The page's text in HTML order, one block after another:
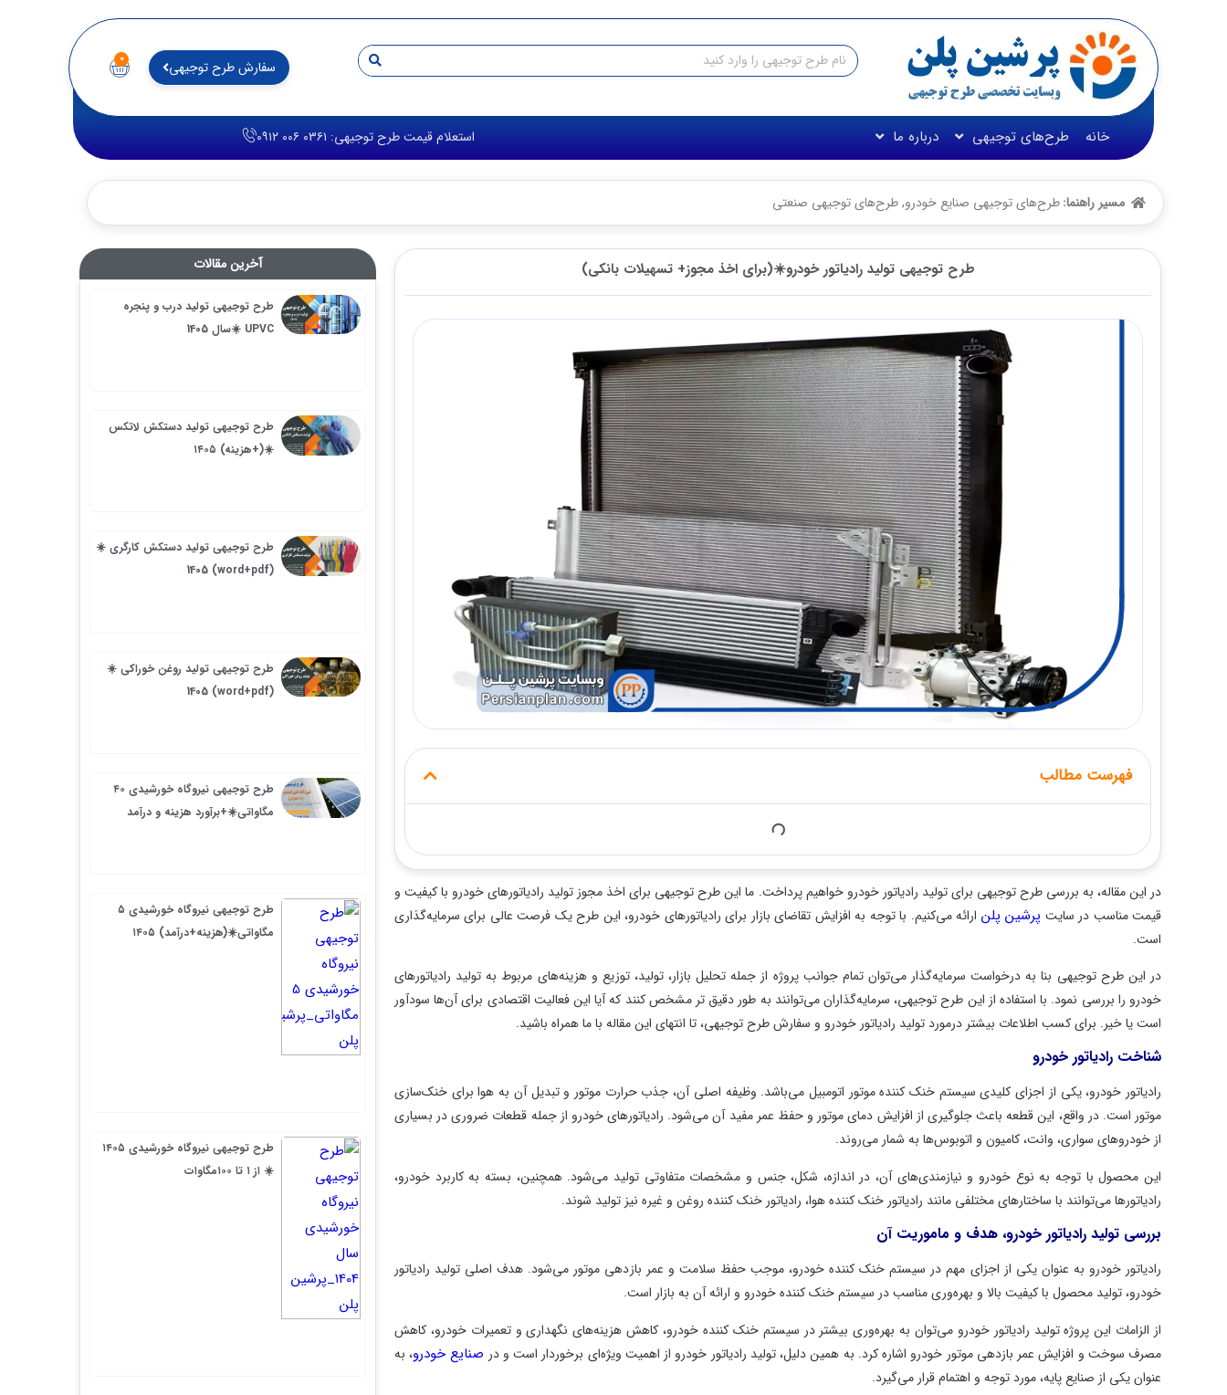
سفارش طرح توجیهی ۰
خانه طرح‌های توجیهی درباره ما استعلام قیمت طرح توجیهی: ۰۳۶۱ ۰۰۶ ۰۹۱۲
مسیر راهنما: طرح‌های توجیهی صنایع خودرو,طرح‌های توجیهی صنعتی
طرح توجیهی تولید رادیاتور خودرو☀️(برای اخذ مجوز+ تسهیلات بانکی)
فهرست مطالب
در این مقاله، به بررسی طرح توجیهی برای تولید رادیاتور خودرو خواهیم پرداخت. ما این طرح توجیهی برای اخذ مجوز تولید رادیاتورهای خودرو با کیفیت و
قیمت مناسب در سایت پرشین پلن ارائه می‌کنیم. با توجه به افزایش تقاضای بازار برای رادیاتورهای خودرو، این طرح یک فرصت عالی برای سرمایه‌گذاری
است.
در این طرح توجیهی بنا به درخواست سرمایه‌گذار می‌توان تمام جوانب پروژه از جمله تحلیل بازار، تولید، توزیع و هزینه‌های مربوط به تولید رادیاتورهای
خودرو را بررسی نمود. با استفاده از این طرح توجیهی، سرمایه‌گذاران می‌توانند به طور دقیق تر مشخص کنند که آیا این فعالیت اقتصادی برای آن‌ها سودآور
است یا خیر. برای کسب اطلاعات بیشتر درمورد تولید رادیاتور خودرو و سفارش طرح توجیهی، تا انتهای این مقاله با ما همراه باشید.
شناخت رادیاتور خودرو
رادیاتور خودرو، یکی از اجزای کلیدی سیستم خنک کننده موتور اتومبیل می‌باشد. وظیفه اصلی آن، جذب حرارت موتور و تبدیل آن به هوا برای خنک‌سازی
موتور است. در واقع، این قطعه باعث جلوگیری از افزایش دمای موتور و حفظ عمر مفید آن می‌شود. رادیاتورهای خودرو از جمله قطعات ضروری در بسیاری
از خودروهای سواری، وانت، کامیون و اتوبوس‌ها به شمار می‌روند.
این محصول با توجه به نوع خودرو و نیازمندی‌های آن، در اندازه، شکل، جنس و مشخصات متفاوتی تولید می‌شود. همچنین، بسته به کاربرد خودرو،
رادیاتورها می‌توانند با ساختارهای مختلفی مانند رادیاتور خنک کننده هوا، رادیاتور خنک کننده روغن و غیره نیز تولید شوند.
بررسی تولید رادیاتور خودرو، هدف و ماموریت آن
رادیاتور خودرو به ‌عنوان یکی از اجزای مهم در سیستم خنک کننده خودرو، موجب حفظ سلامت و عمر بازدهی موتور می‌شود. هدف اصلی تولید رادیاتور
خودرو، تولید محصول با کیفیت بالا و بهره‌وری مناسب در سیستم خنک کننده خودرو و ارائه آن به بازار است.
از الزامات این پروژه تولید رادیاتور خودرو می‌توان به بهره‌وری بیشتر در سیستم خنک کننده خودرو، کاهش هزینه‌های نگهداری و تعمیرات خودرو، کاهش
مصرف سوخت و افزایش عمر بازدهی موتور خودرو اشاره کرد. به همین دلیل، تولید رادیاتور خودرو از اهمیت ویژه‌ای برخوردار است و در صنایع خودرو، به
‌عنوان یکی از صنایع پایه، مورد توجه و اهتمام قرار می‌گیرد.
آخرین مقالات
طرح توجیهی تولید درب و پنجره
UPVC ☀️سال 1405
طرح توجیهی تولید دستکش لاتکس
☀️(+هزینه) ۱۴۰۵
طرح توجیهی تولید دستکش کارگری ☀️
(word+pdf) 1405
طرح توجیهی تولید روغن خوراکی ☀️
(word+pdf) 1405
طرح توجیهی نیروگاه خورشیدی ۴۰
مگاواتی☀️+برآورد هزینه و درآمد
طرح توجیهی نیروگاه خورشیدی ۵
مگاواتی☀️(هزینه+درآمد) ۱۴۰۵
طرح توجیهی نیروگاه خورشیدی ۱۴۰۵
☀️ از ۱ تا ۱۰۰مگاوات